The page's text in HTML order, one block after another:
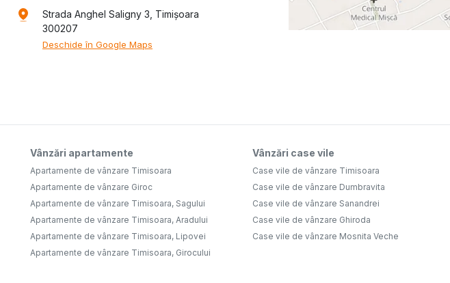
Strada Anghel Saligny 3, Timișoara
300207
Deschide în Google Maps
Vânzări apartamente
Apartamente de vânzare Timisoara
Apartamente de vânzare Giroc
Apartamente de vânzare Timisoara, Sagului
Apartamente de vânzare Timisoara, Aradului
Apartamente de vânzare Timisoara, Lipovei
Apartamente de vânzare Timisoara, Girocului
Vânzări case vile
Case vile de vânzare Timisoara
Case vile de vânzare Dumbravita
Case vile de vânzare Sanandrei
Case vile de vânzare Ghiroda
Case vile de vânzare Mosnita Veche